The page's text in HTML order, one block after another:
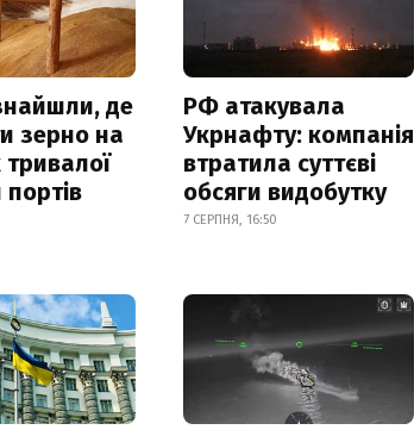
де
зерно на
РФ атакувала
Укрнафту: компанія
втратила суттєві
обсяги видобутку
7 СЕРПНЯ, 16:50